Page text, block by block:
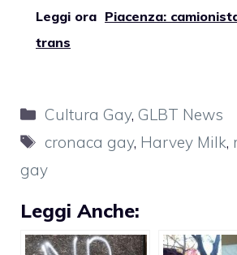
Leggi ora Piacenza:
trans
Categorie
Cultura Gay, GLBT News
Tag
cronaca gay, Harvey Milk,
gay
Leggi Anche: